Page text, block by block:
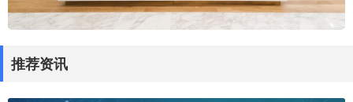
推荐资讯